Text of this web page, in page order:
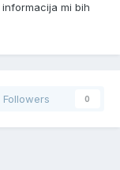
mi bih
Followers 0